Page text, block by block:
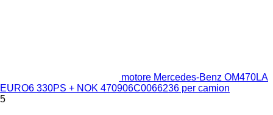
motore Mercedes-Benz OM470LA
EURO6 330PS + NOK 470906C0066236 per camion
5